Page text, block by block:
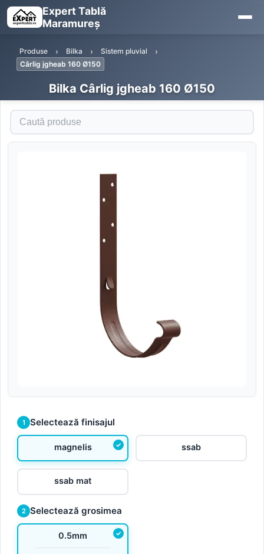
Expert Tablă
Maramureș
Produse Bilka
Sistem pluvial
Cârlig jgheab 160 Ø150
Bilka Cârlig jgheab 160 Ø150
Caută produse
1 Selectează finisajul
magnelis ssab
ssab mat
2 Selectează grosimea
0.5mm